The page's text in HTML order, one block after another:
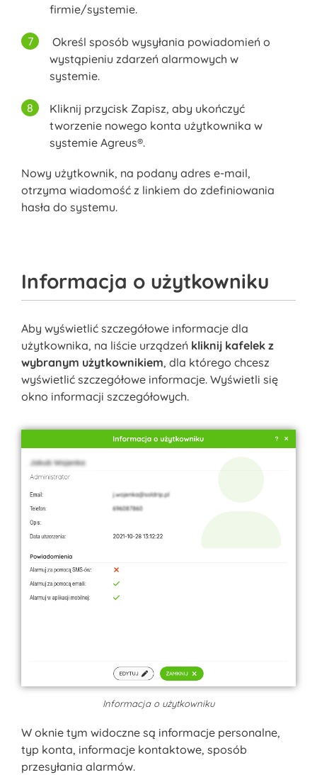
firmie/systemie.
Określ sposób wysyłania powiadomień o
wystąpieniu zdarzeń alarmowych w
systemie.
Kliknij przycisk Zapisz, aby ukończyć
tworzenie nowego konta użytkownika w
systemie Agreus®.
Nowy użytkownik, na podany adres e-mail,
otrzyma wiadomość z linkiem do zdefiniowania
hasła do systemu.
Informacja o użytkowniku
Aby wyświetlić szczegółowe informacje dla
użytkownika, na liście urządzeń kliknij kafelek z
wybranym użytkownikiem, dla którego chcesz
wyświetlić szczegółowe informacje. Wyświetli się
okno informacji szczegółowych.
Informacja o użytkowniku
W oknie tym widoczne są informacje personalne,
typ konta, informacje kontaktowe, sposób
przesyłania alarmów.